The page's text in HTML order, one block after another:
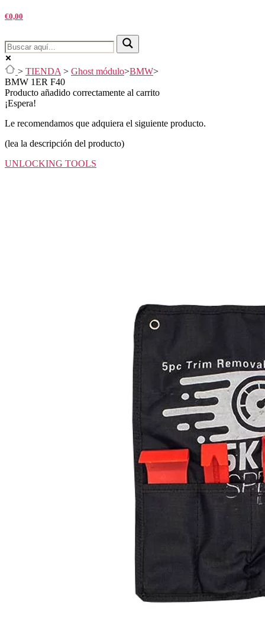
€0,00
> TIENDA > Ghost módulo>BMW>
BMW 1ER F40
Producto añadido correctamente al carrito
¡Espera!
Le recomendamos que adquiera el siguiente producto.
(lea la descripción del producto)
UNLOCKING TOOLS